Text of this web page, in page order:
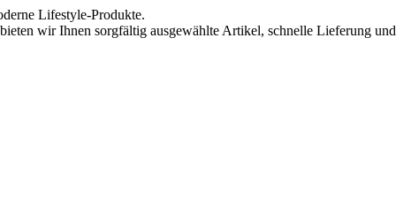
Lifestyle-Produkte.
wir Ihnen sorgfältig ausgewählte Artikel, schnelle Lieferung